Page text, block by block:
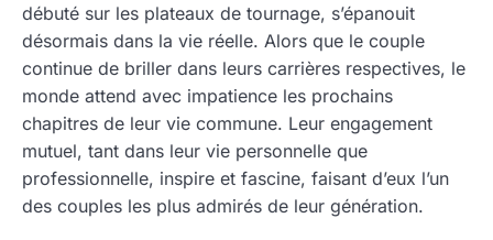
débuté sur les plateaux de tournage, s’épanouit
désormais dans la vie réelle. Alors que le couple
continue de briller dans leurs carrières respectives, le
monde attend avec impatience les prochains
chapitres de leur vie commune. Leur engagement
mutuel, tant dans leur vie personnelle que
professionnelle, inspire et fascine, faisant d’eux l’un
des couples les plus admirés de leur génération.